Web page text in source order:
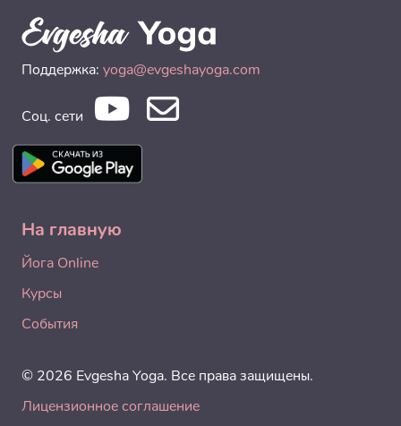
Поддержка: yoga@evgeshayoga.com
Соц. сети
На главную
Йога Online
Курсы
События
© 2026 Evgesha Yoga. Все права защищены.
Лицензионное соглашение